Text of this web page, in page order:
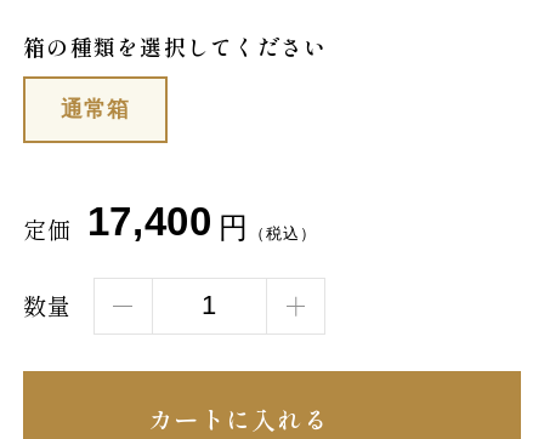
箱の種類を選択してください
通常箱
定価 17,400 円 （税込）
数量
カートに入れる